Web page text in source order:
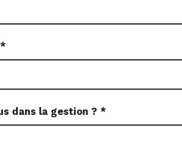
*
dans la gestion ? *